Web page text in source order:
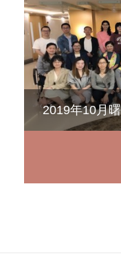
2019年10月